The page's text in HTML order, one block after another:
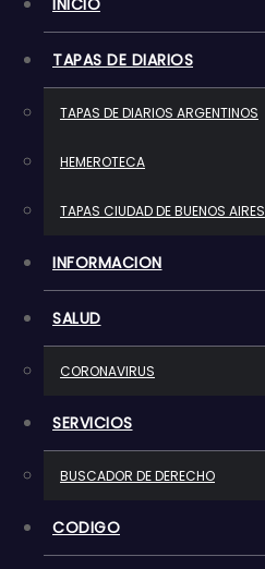
INICIO
TAPAS DE DIARIOS
TAPAS DE DIARIOS ARGENTINOS
HEMEROTECA
TAPAS CIUDAD DE BUENOS AIRES
INFORMACION
SALUD
CORONAVIRUS
SERVICIOS
BUSCADOR DE DERECHO
CODIGO